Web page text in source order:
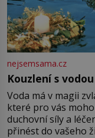
nejsemsama.cz
Kouzlení s
Voda má v magii
které pro vás
duchovní síly a
přinést do vašeho